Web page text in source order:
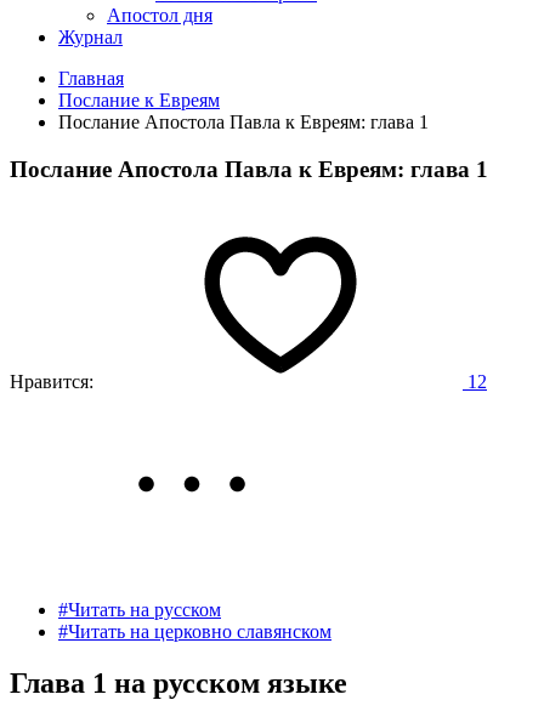
Апостол дня
Журнал
Главная
Послание к Евреям
Послание Апостола Павла к Евреям: глава 1
Послание Апостола Павла к Евреям: глава 1
Нравится: 12
#Читать на русском
#Читать на церковно славянском
Глава 1 на русском языке